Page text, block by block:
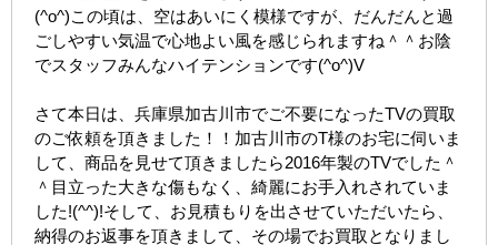
(^o^)この頃は、空はあいにく模様ですが、だんだんと過
ごしやすい気温で心地よい風を感じられますね＾＾お陰
でスタッフみんなハイテンションです(^o^)V
さて本日は、兵庫県加古川市でご不要になったTVの買取
のご依頼を頂きました！！加古川市のT様のお宅に伺いま
して、商品を見せて頂きましたら2016年製のTVでした＾
＾目立った大きな傷もなく、綺麗にお手入れされていま
した!(^^)!そして、お見積もりを出させていただいたら、
納得のお返事を頂きまして、その場でお買取となりまし